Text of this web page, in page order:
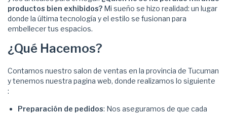
productos bien exhibidos? Mi sueño se hizo realidad: un lugar
donde la última tecnología y el estilo se fusionan para
embellecer tus espacios.
¿Qué Hacemos?
Contamos nuestro salon de ventas en la provincia de Tucuman
y tenemos nuestra pagina web, donde realizamos lo siguiente
:
Preparación de pedidos: Nos aseguramos de que cada